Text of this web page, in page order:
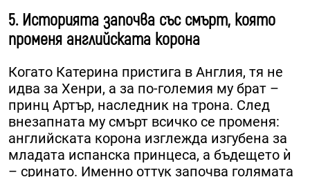
5. Историята започва със смърт, която
променя английската корона
Когато Катерина пристига в Англия, тя не
идва за Хенри, а за по-големия му брат –
принц Артър, наследник на трона. След
внезапната му смърт всичко се променя:
английската корона изглежда изгубена за
младата испанска принцеса, а бъдещето ѝ
– сринато. Именно оттук започва голямата